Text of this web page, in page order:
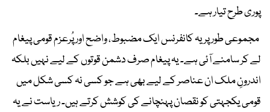
پوری طرح تیار ہے۔
مجموعی طور پر یہ کانفرنس ایک مضبوط، واضح اور پُرعزم قومی پیغام
لے کر سامنے آئی ہے۔ یہ پیغام صرف دشمن قوتوں کے لیے نہیں بلکہ
اندرونِ ملک ان عناصر کے لیے بھی ہے جو کسی نہ کسی شکل میں
قومی یکجہتی کو نقصان پہنچانے کی کوشش کرتے ہیں۔ ریاست نے یہ